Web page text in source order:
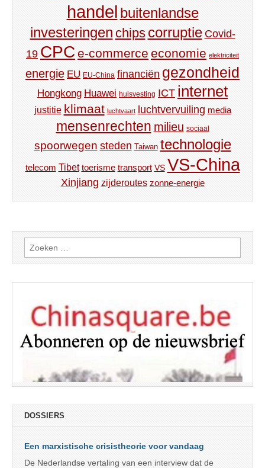
handel buitenlandse
investeringen chips corruptie Covid-
19 CPC e-commerce economie elektriciteit
energie EU EU-China financiën gezondheid
Hongkong Huawei huisvesting ICT internet
justitie klimaat luchtvaart luchtvervuiling media
mensenrechten milieu sociaal
spoorwegen steden Taiwan technologie
telecom Tibet toerisme transport VS VS-China
Xinjiang zijderoutes zonne-energie
Zoeken
naar:
DOSSIERS
Een marxistische crisistheorie voor vandaag
De Nederlandse vertaling van een interview dat de